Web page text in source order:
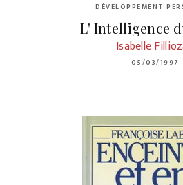
DÉVELOPPEMENT
L' Intelligence
Isabelle
05/03/1997